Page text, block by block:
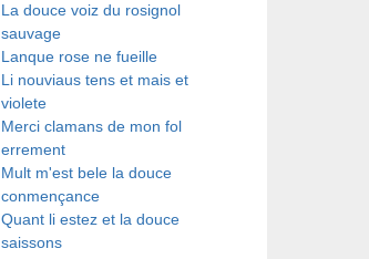
La douce voiz du rosignol
sauvage
Lanque rose ne fueille
Li nouviaus tens et mais et
violete
Merci clamans de mon fol
errement
Mult m'est bele la douce
conmençance
Quant li estez et la douce
saissons